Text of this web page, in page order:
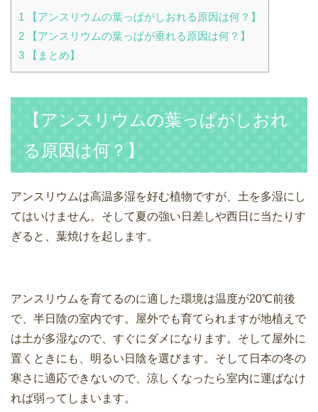
1
【アンスリウムの葉っぱがしおれる原因は何？】
2 【アンスリウムの葉っぱが垂れる原因は何？】
3 【まとめ】
【アンスリウムの葉っぱがしおれ
る原因は何？】
アンスリウムは高温多湿を好む植物ですが、土を多湿にし
てはいけません。そして夏の強い日差しや西日に当たりす
ぎると、葉焼けを起します。
アンスリウムを育てるのに適した環境は温度が20℃前後
で、半日陰の室内です。屋外でも育てられますが地植えで
は土が多湿なので、すぐにダメになります。そして屋外に
置くときにも、明るい日陰を選びます。そして日本の冬の
寒さに適応できないので、涼しくなったら室内に運ばなけ
れば弱ってしまいます。